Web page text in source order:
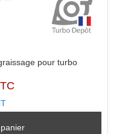
pour turbo